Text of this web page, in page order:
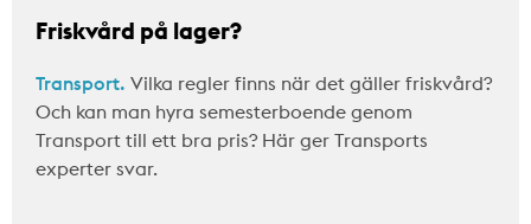
Friskvård på lager?
Transport. Vilka regler finns när det gäller friskvård?
Och kan man hyra semesterboende genom
Transport till ett bra pris? Här ger Transports
experter svar.